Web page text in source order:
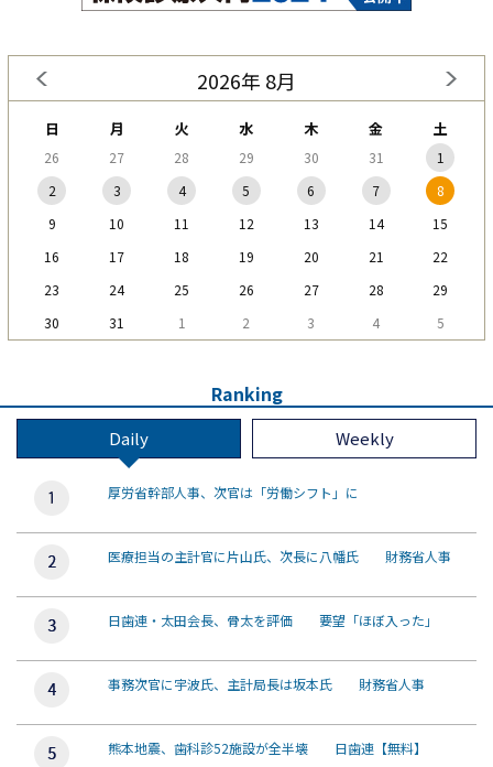
2026年 8月
日 月 火 水 木 金 土
26 27 28 29 30 31
1
2
3 4 5 6 7
8
9
10 11 12 13 14
15
16
17 18 19 20 21
22
23
24 25 26 27 28
29
30
31 1 2 3 4 5
Ranking
Daily Weekly
厚労省幹部人事、次官は「労働シフト」に
医療担当の主計官に片山氏、次長に八幡氏 財務省人事
日歯連・太田会長、骨太を評価 要望「ほぼ入った」
事務次官に宇波氏、主計局長は坂本氏 財務省人事
熊本地震、歯科診52施設が全半壊 日歯連【無料】